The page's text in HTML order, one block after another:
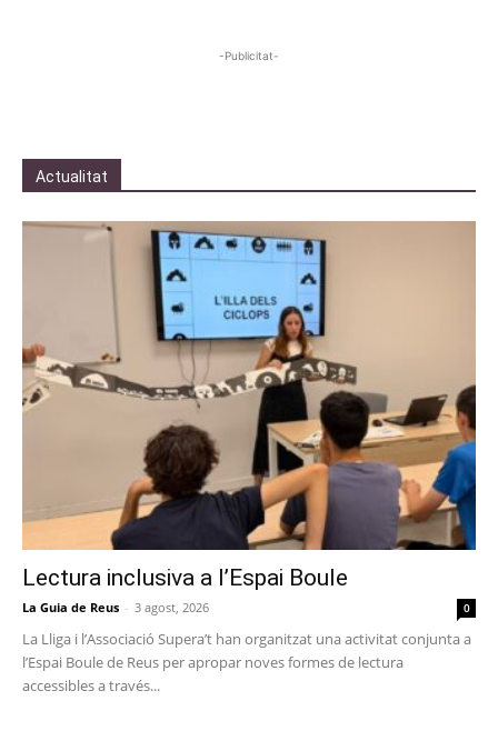
-Publicitat-
Actualitat
Lectura inclusiva a l’Espai Boule
La Guia de Reus - 3 agost, 2026 0
La Lliga i l’Associació Supera’t han organitzat una activitat conjunta a
l’Espai Boule de Reus per apropar noves formes de lectura
accessibles a través...